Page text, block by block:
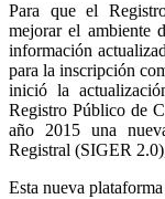
Para que el
mejorar el ambiente
información
para la inscripción
inició la
Registro Público de
año 2015 una
Registral (SIGER
Esta nueva